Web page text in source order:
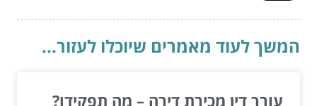
המשך לעוד מאמרים שיוכלו לעזור...
עורך דין מכירת דירה – מה תפקידו?